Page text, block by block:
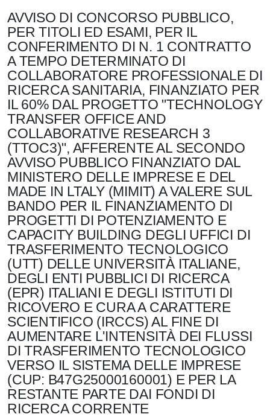
AVVISO DI CONCORSO PUBBLICO,
PER TITOLI ED ESAMI, PER IL
CONFERIMENTO DI N. 1 CONTRATTO
A TEMPO DETERMINATO DI
COLLABORATORE PROFESSIONALE DI
RICERCA SANITARIA, FINANZIATO PER
IL 60% DAL PROGETTO "TECHNOLOGY
TRANSFER OFFICE AND
COLLABORATIVE RESEARCH 3
(TTOC3)", AFFERENTE AL SECONDO
AVVISO PUBBLICO FINANZIATO DAL
MINISTERO DELLE IMPRESE E DEL
MADE IN LTALY (MIMIT) A VALERE SUL
BANDO PER IL FINANZIAMENTO DI
PROGETTI DI POTENZIAMENTO E
CAPACITY BUILDING DEGLI UFFICI DI
TRASFERIMENTO TECNOLOGICO
(UTT) DELLE UNIVERSITÀ ITALIANE,
DEGLI ENTI PUBBLICI DI RICERCA
(EPR) ITALIANI E DEGLI ISTITUTI DI
RICOVERO E CURA A CARATTERE
SCIENTIFICO (IRCCS) AL FINE DI
AUMENTARE L'INTENSITÀ DEI FLUSSI
DI TRASFERIMENTO TECNOLOGICO
VERSO IL SISTEMA DELLE IMPRESE
(CUP: B47G25000160001) E PER LA
RESTANTE PARTE DAI FONDI DI
RICERCA CORRENTE